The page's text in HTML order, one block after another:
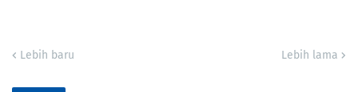
Lebih baru Lebih lama